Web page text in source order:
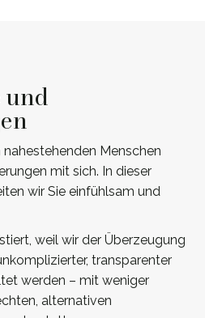
und
Menschen
mit sich. In dieser
wir Sie einfühlsam und
weil wir der Überzeugung
transparenter
werden – mit weniger
alternativen